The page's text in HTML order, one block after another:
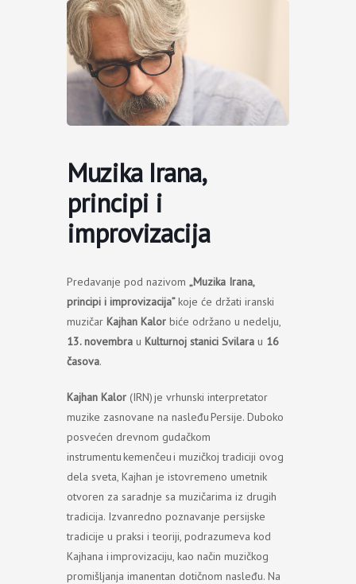
Muzika Irana,
principi i
improvizacija
Predavanje pod nazivom „Muzika Irana,
principi i improvizacija”koje će držati iranski
muzičar Kajhan Kalor biće održano u nedelju,
13. novembra u Kulturnoj stanici Svilara u 16
časova.
Kajhan Kalor (IRN) je vrhunski interpretator
muzike zasnovane na nasleđu Persije. Duboko
posvećen drevnom gudačkom
instrumentu kemenčeu i muzičkoj tradiciji ovog
dela sveta, Kajhan je istovremeno umetnik
otvoren za saradnje sa muzičarima iz drugih
tradicija. Izvanredno poznavanje persijske
tradicije u praksi i teoriji, podrazumeva kod
Kajhana i improvizaciju, kao način muzičkog
promišljanja imanentan dotičnom nasleđu. Na